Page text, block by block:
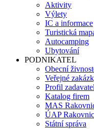
Aktivity
Výlety
IC a informace
Turistická
Autocamping
Ubytování
PODNIKATEL
Obecní
Veřejné
Profil
Katalog firem
MAS
ÚAP
Státní správa